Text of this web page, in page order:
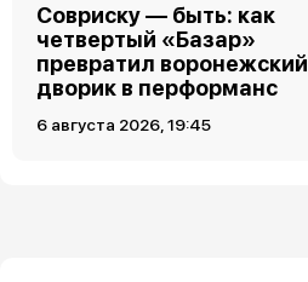
Совриску — быть: как
четвертый «Базар»
превратил воронежский
дворик в перформанс
6 августа 2026, 19:45